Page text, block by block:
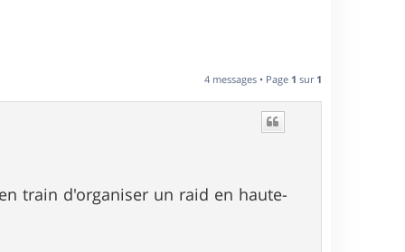
4 messages • Page 1 sur 1
train d'organiser un raid en haute-